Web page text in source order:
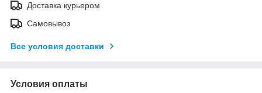
Доставка курьером
Самовывоз
Все условия доставки
Условия оплаты